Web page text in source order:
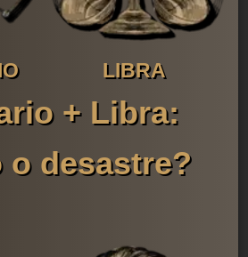
LIBRA
+ Libra:
o desastre?